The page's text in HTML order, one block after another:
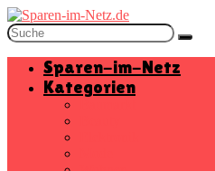
Sparen-im-Netz
Kategorien